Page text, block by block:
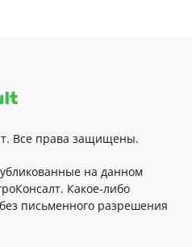
Все права защищены.
на данном
Какое-либо
письменного разрешения